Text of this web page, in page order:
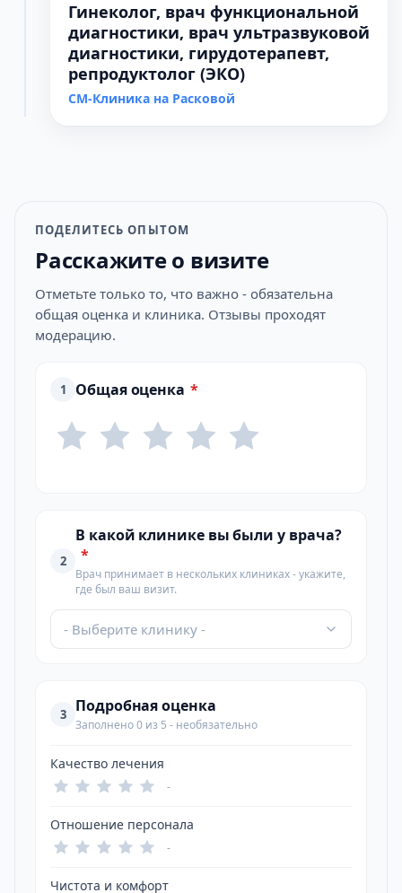
Гинеколог, врач функциональной
диагностики, врач ультразвуковой
диагностики, гирудотерапевт,
репродуктолог (ЭКО)
СМ-Клиника на Расковой
ПОДЕЛИТЕСЬ ОПЫТОМ
Расскажите о визите
Отметьте только то, что важно - обязательна
общая оценка и клиника. Отзывы проходят
модерацию.
1 Общая оценка *
2
В какой клинике вы были у врача?
*
Врач принимает в нескольких клиниках - укажите,
где был ваш визит.
- Выберите клинику -
3 Подробная оценка
Заполнено 0 из 5 - необязательно
Качество лечения
-
Отношение персонала
-
Чистота и комфорт